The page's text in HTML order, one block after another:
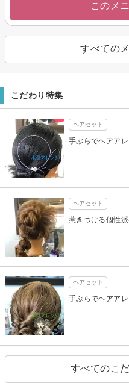
このメ
すべての
こだわり特集
ヘアセット
手ぶらでヘアア
ヘアセット
惹きつける個性
ヘアセット
手ぶらでヘアア
すべてのこ